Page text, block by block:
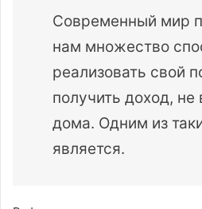
Современный мир
нам множество
реализовать свой
получить доход, не
дома. Одним из
является.